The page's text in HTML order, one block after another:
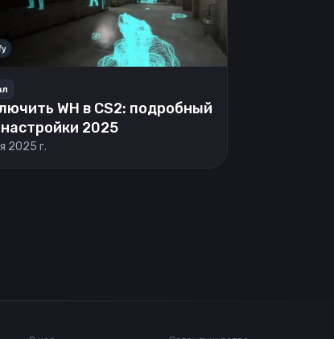
WH в CS2: подробный
2025
2025 г.